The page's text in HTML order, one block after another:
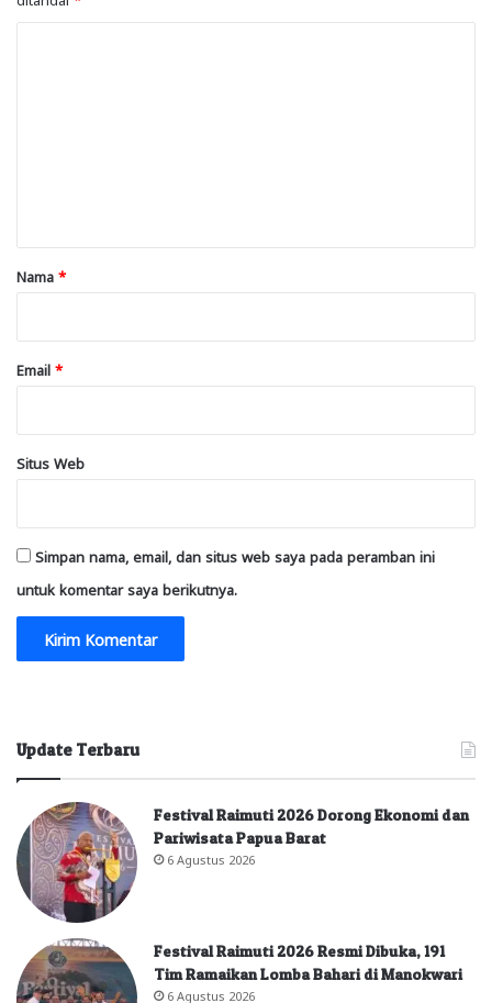
rNama *
Email *
Situs Web
Simpan nama, email, dan situs web saya pada peramban ini
untuk komentar saya berikutnya.
Update Terbaru
Festival Raimuti 2026 Dorong Ekonomi dan
Pariwisata Papua Barat
6 Agustus 2026
Festival Raimuti 2026 Resmi Dibuka, 191
Tim Ramaikan Lomba Bahari di Manokwari
6 Agustus 2026